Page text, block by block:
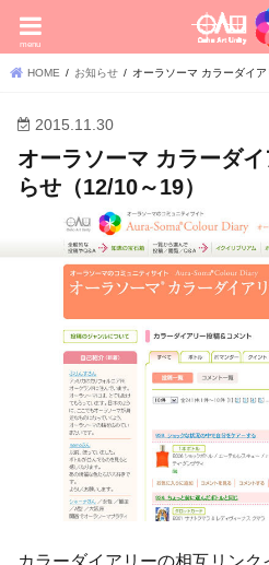
menu
HOME お知らせ オーラソーマ カラーダイ
2015.11.30
オーラソーマ カラーダ
らせ（12/10～19）
カラーダイアリーの相互リン